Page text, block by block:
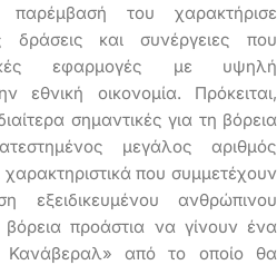
του χαρακτήρισε
δράσεις και συνέργειες που
εφαρμογές με υψηλή
εθνική οικονομία. Πρόκειται,
σημαντικές για τη βόρεια
μεγάλος αριθμός
που συμμετέχουν
εξειδικευμένου ανθρώπινου
προάστια να γίνουν ένα
Κανάβεραλ» από το οποίο θα